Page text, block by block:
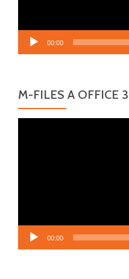
00:00
M-FILES A OFFICE
00:00